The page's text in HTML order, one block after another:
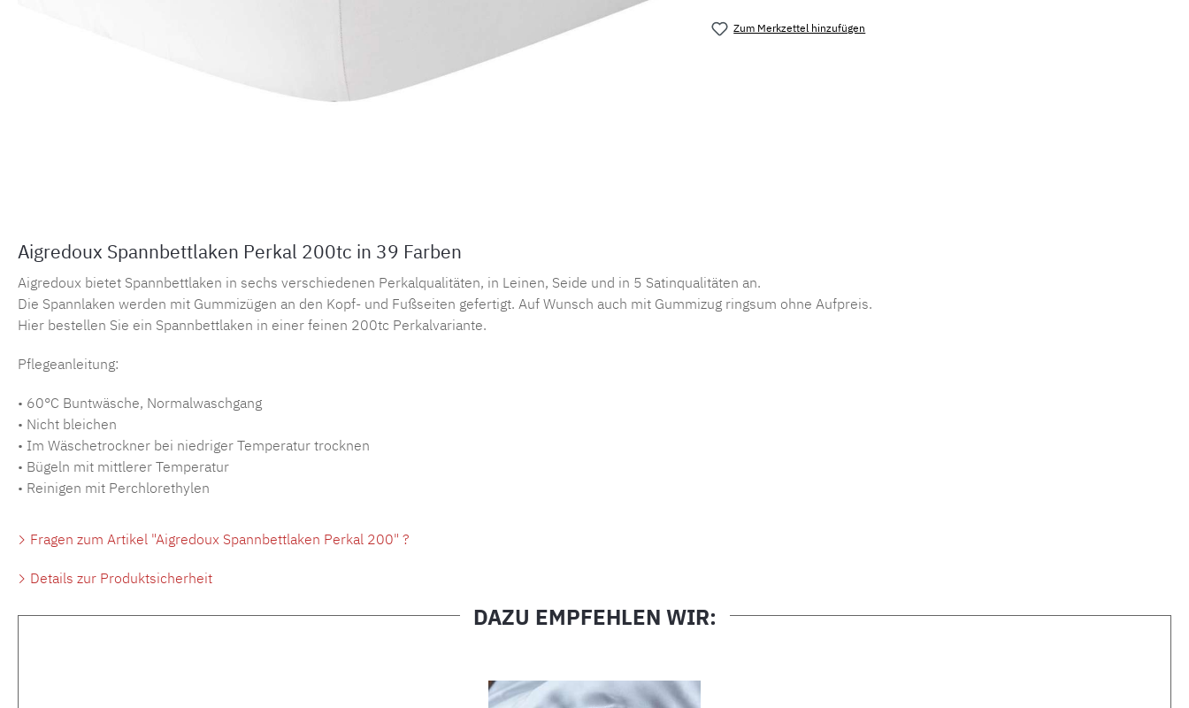
Zum Merkzettel hinzufügen
Aigredoux Spannbettlaken Perkal 200tc in 39 Farben
Aigredoux bietet Spannbettlaken in sechs verschiedenen Perkalqualitäten, in Leinen, Seide und in 5 Satinqualitäten an.
Die Spannlaken werden mit Gummizügen an den Kopf- und Fußseiten gefertigt. Auf Wunsch auch mit Gummizug ringsum ohne Aufpreis.
Hier bestellen Sie ein Spannbettlaken in einer feinen 200tc Perkalvariante.
Pflegeanleitung:
• 60°C Buntwäsche, Normalwaschgang
• Nicht bleichen
• Im Wäschetrockner bei niedriger Temperatur trocknen
• Bügeln mit mittlerer Temperatur
• Reinigen mit Perchlorethylen
Fragen zum Artikel "Aigredoux Spannbettlaken Perkal 200" ?
Details zur Produktsicherheit
DAZU EMPFEHLEN WIR: